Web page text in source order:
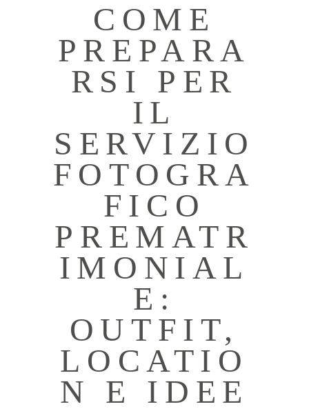
COME
PREPARA
RSI PER
IL
SERVIZIO
FOTOGRA
FICO
PREMATR
IMONIAL
E:
OUTFIT,
LOCATIO
N E IDEE